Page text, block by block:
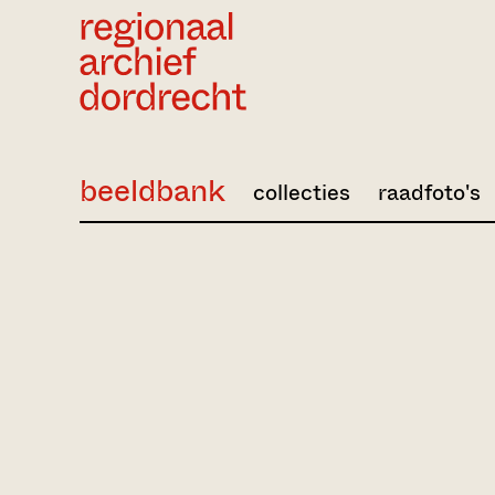
beeldbank collecties raadfoto's